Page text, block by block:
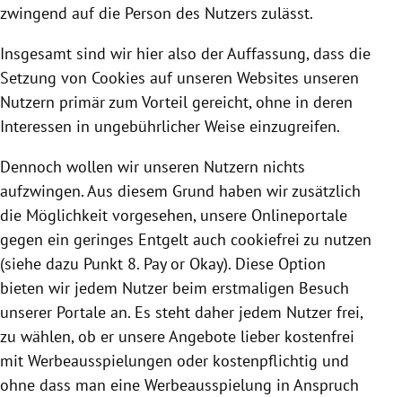
zwingend auf die Person des Nutzers zulässt.
Insgesamt sind wir hier also der Auffassung, dass die
Setzung von Cookies auf unseren Websites unseren
Nutzern primär zum Vorteil gereicht, ohne in deren
Interessen in ungebührlicher Weise einzugreifen.
Dennoch wollen wir unseren Nutzern nichts
aufzwingen. Aus diesem Grund haben wir zusätzlich
die Möglichkeit vorgesehen, unsere Onlineportale
gegen ein geringes Entgelt auch cookiefrei zu nutzen
(siehe dazu Punkt 8. Pay or Okay). Diese Option
bieten wir jedem Nutzer beim erstmaligen Besuch
unserer Portale an. Es steht daher jedem Nutzer frei,
zu wählen, ob er unsere Angebote lieber kostenfrei
mit Werbeausspielungen oder kostenpflichtig und
ohne dass man eine Werbeausspielung in Anspruch